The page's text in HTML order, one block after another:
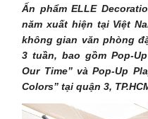
Ấn phẩm ELLE
năm xuất hiện tại Việt
không gian văn phòng
3 tuần, bao gồm Pop-
Our Time” và Pop-Up
Colors” tại quận 3,